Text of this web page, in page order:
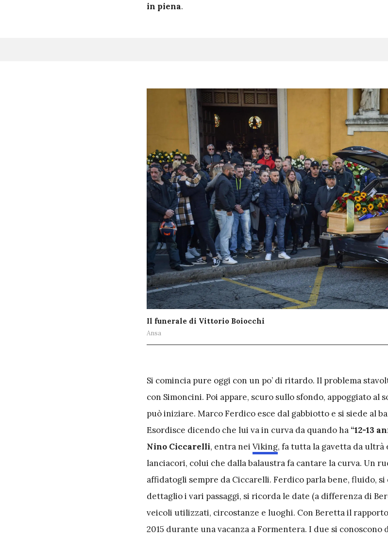
in piena.
Il funerale di Vittorio Boiocchi
Ansa
Si comincia pure oggi con un po’ di ritardo. Il problema
con Simoncini. Poi appare, scuro sullo sfondo, appoggiato al
può iniziare. Marco Ferdico esce dal gabbiotto e si siede al
Esordisce dicendo che lui va in curva da quando ha “12-13
Nino Ciccarelli, entra nei Viking, fa tutta la gavetta da ultrà
lanciacori, colui che dalla balaustra fa cantare la curva. Un
affidatogli sempre da Ciccarelli. Ferdico parla bene, fluido, si
dettaglio i vari passaggi, si ricorda le date (a differenza di
veicoli utilizzati, circostanze e luoghi. Con Beretta il
2015 durante una vacanza a Formentera. I due si conoscono